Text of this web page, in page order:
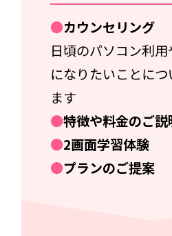
カウンセリング
日頃のパソコン利
になりたいことにつ
ます
特徴や料金のご説
2画面学習体験
プランのご提案